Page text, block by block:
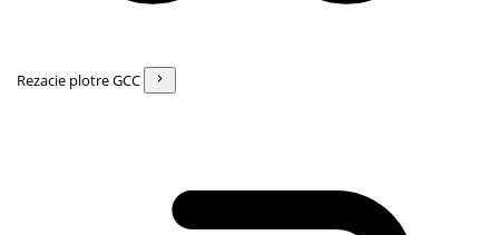
Rezacie plotre GCC